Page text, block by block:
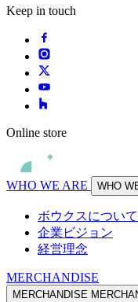
Keep in touch
Online store
WHO WE ARE WHO
ボウクスについて
企業ビジョン
経営理念
MERCHANDISE
MERCHANDISE